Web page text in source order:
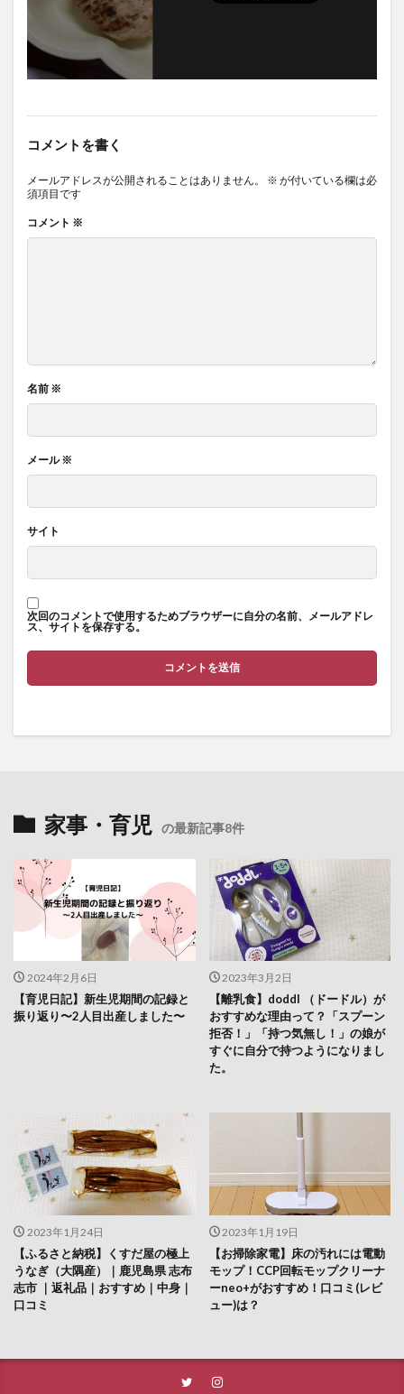
コメントを書く
メールアドレスが公開されることはありません。 ※ が付いている欄は必
須項目です
コメント ※
名前 ※
メール※
サイト
次回のコメントで使用するためブラウザーに自分の名前、メールアドレ
ス、サイトを保存する。
家事・育児 の最新記事8件
2024年2月6日
【育児日記】新生児期間の記録と
振り返り〜2人目出産しました〜
2023年3月2日
【離乳食】doddl （ドードル）が
おすすめな理由って？「スプーン
拒否！」「持つ気無し！」の娘が
すぐに自分で持つようになりまし
た。
2023年1月24日
【ふるさと納税】くすだ屋の極上
うなぎ（大隅産）｜鹿児島県 志布
志市 ｜返礼品｜おすすめ｜中身｜
口コミ
2023年1月19日
【お掃除家電】床の汚れには電動
モップ！CCP回転モップクリーナ
ーneo+がおすすめ！口コミ(レビ
ュー)は？